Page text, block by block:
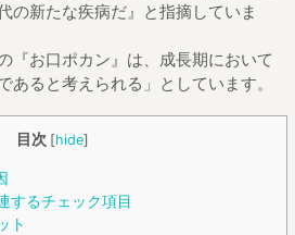
の新たな疾病だ』と指摘していま
『お口ポカン』は、成長期において
あると考えられる」としています。
目次 [hide]
するチェック項目
ト